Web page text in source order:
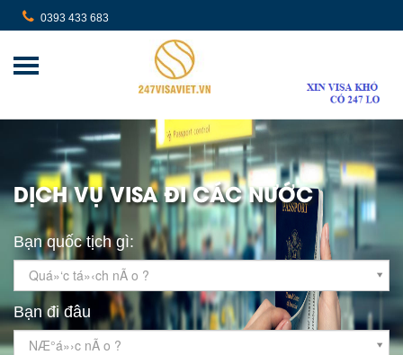
0393 433 683
DỊCH VỤ VISA ĐI CÁC NƯỚC
Bạn quốc tịch gì:
Quá»‘c tá»‹ch nÃ o ?
Bạn đi đâu
NÆ°á»›c nÃ o ?